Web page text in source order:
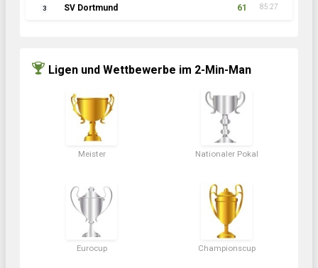
3 SV Dortmund 61 85:27
Ligen und Wettbewerbe im 2-Min-Man
Meister Nationaler Pokal
Eurocup Championscup